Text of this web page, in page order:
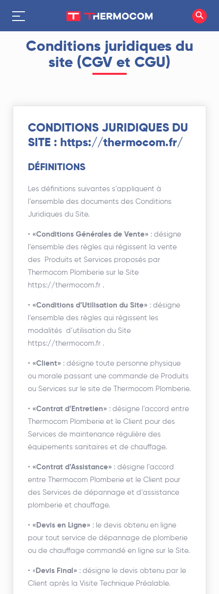
Conditions juridiques du
site (CGV et CGU)
CONDITIONS JURIDIQUES DU
SITE : https://thermocom.fr/
DÉFINITIONS
Les définitions suivantes s’appliquent à
l’ensemble des documents des Conditions
Juridiques du Site.
• «Conditions Générales de Vente» : désigne
l’ensemble des règles qui régissent la vente
des Produits et Services proposés par
Thermocom Plomberie sur le Site
https://thermocom.fr .
• «Conditions d’Utilisation du Site» : désigne
l’ensemble des règles qui régissent les
modalités d’utilisation du Site
https://thermocom.fr .
• «Client» : désigne toute personne physique
ou morale passant une commande de Produits
ou Services sur le site de Thermocom Plomberie.
• «Contrat d’Entretien» : désigne l’accord entre
Thermocom Plomberie et le Client pour des
Services de maintenance régulière des
équipements sanitaires et de chauffage.
• «Contrat d’Assistance» : désigne l’accord
entre Thermocom Plomberie et le Client pour
des Services de dépannage et d’assistance
plomberie et chauffage.
• «Devis en Ligne» : le devis obtenu en ligne
pour tout service de dépannage de plomberie
ou de chauffage commandé en ligne sur le Site.
• « Devis Final» : désigne le devis obtenu par le
Client après la Visite Technique Préalable.